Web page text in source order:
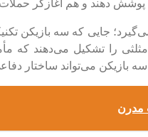
پوشش دهند و هم آغازگر
جایی که سه بازیکن
را تشکیل می‌دهند که
بازیکن می‌تواند ساختار
مدرن